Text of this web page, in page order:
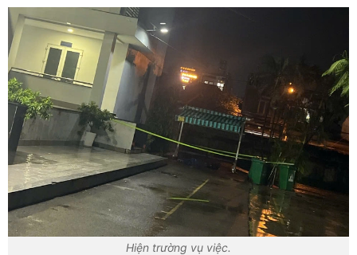
Hiện trường vụ việc.